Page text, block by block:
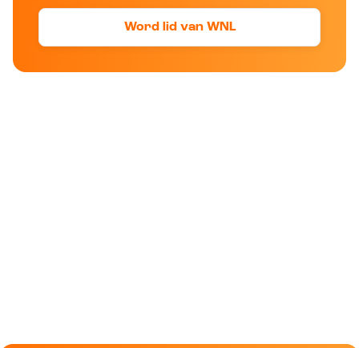
Word lid van WNL